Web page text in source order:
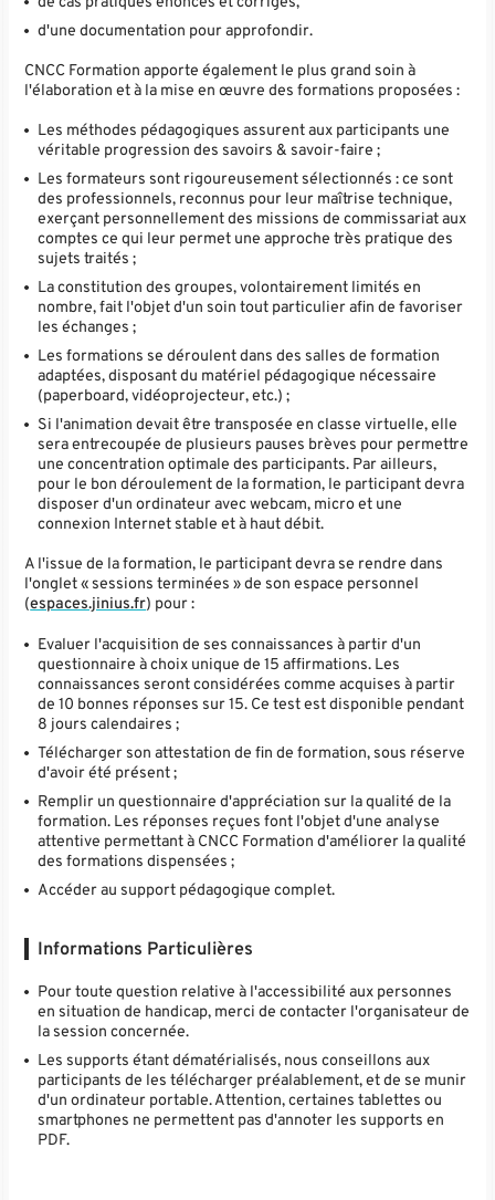
d'une documentation pour approfondir.
CNCC Formation apporte également le plus grand soin à
l'élaboration et à la mise en œuvre des formations proposées :
Les méthodes pédagogiques assurent aux participants une
véritable progression des savoirs & savoir-faire ;
Les formateurs sont rigoureusement sélectionnés : ce sont
des professionnels, reconnus pour leur maîtrise technique,
exerçant personnellement des missions de commissariat aux
comptes ce qui leur permet une approche très pratique des
sujets traités ;
La constitution des groupes, volontairement limités en
nombre, fait l'objet d'un soin tout particulier afin de favoriser
les échanges ;
Les formations se déroulent dans des salles de formation
adaptées, disposant du matériel pédagogique nécessaire
(paperboard, vidéoprojecteur, etc.) ;
Si l'animation devait être transposée en classe virtuelle, elle
sera entrecoupée de plusieurs pauses brèves pour permettre
une concentration optimale des participants. Par ailleurs,
pour le bon déroulement de la formation, le participant devra
disposer d'un ordinateur avec webcam, micro et une
connexion Internet stable et à haut débit.
A l'issue de la formation, le participant devra se rendre dans
l'onglet « sessions terminées » de son espace personnel
(espaces.jinius.fr) pour :
Evaluer l'acquisition de ses connaissances à partir d'un
questionnaire à choix unique de 15 affirmations. Les
connaissances seront considérées comme acquises à partir
de 10 bonnes réponses sur 15. Ce test est disponible pendant
8 jours calendaires ;
Télécharger son attestation de fin de formation, sous réserve
d'avoir été présent ;
Remplir un questionnaire d'appréciation sur la qualité de la
formation. Les réponses reçues font l'objet d'une analyse
attentive permettant à CNCC Formation d'améliorer la qualité
des formations dispensées ;
Accéder au support pédagogique complet.
Informations Particulières
Pour toute question relative à l'accessibilité aux personnes
en situation de handicap, merci de contacter l'organisateur de
la session concernée.
Les supports étant dématérialisés, nous conseillons aux
participants de les télécharger préalablement, et de se munir
d'un ordinateur portable. Attention, certaines tablettes ou
smartphones ne permettent pas d'annoter les supports en
PDF.